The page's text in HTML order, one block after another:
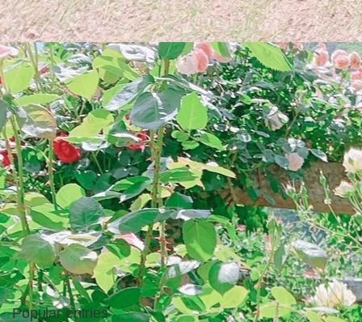
Popular entries